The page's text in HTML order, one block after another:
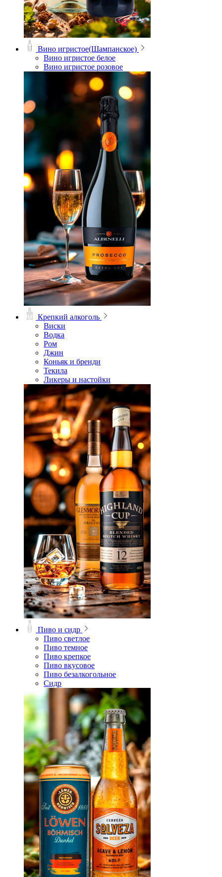
Вино игристое(Шампанское)
Вино игристое белое
Вино игристое розовое
Крепкий алкоголь
Виски
Водка
Ром
Джин
Коньяк и бренди
Текила
Ликеры и настойки
Пиво и сидр
Пиво светлое
Пиво темное
Пиво крепкое
Пиво вкусовое
Пиво безалкогольное
Сидр